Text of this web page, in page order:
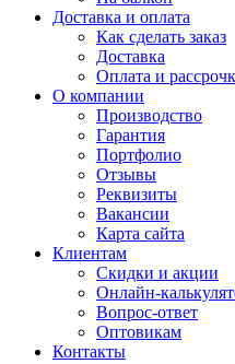
Доставка и оплата
Как сделать заказ
Доставка
Оплата и
О компании
Производство
Гарантия
Портфолио
Отзывы
Реквизиты
Вакансии
Карта сайта
Клиентам
Скидки и акции
Онлайн-
Вопрос-ответ
Оптовикам
Контакты